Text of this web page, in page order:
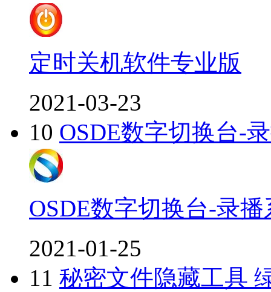
定时关机软件专业版
2021-03-23
10 OSDE数字切换台-
OSDE数字切换台-录
2021-01-25
11 秘密文件隐藏工具